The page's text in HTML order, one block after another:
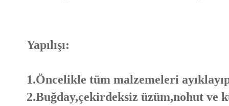
Yapılışı:
1.Öncelikle tüm malzemeleri
2.Buğday,çekirdeksiz üzüm,nohut ve